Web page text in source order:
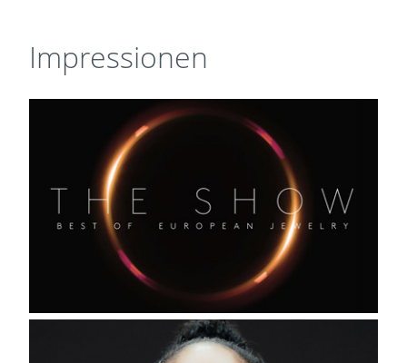
Impressionen